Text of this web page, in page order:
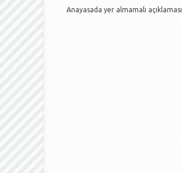
Anayasada yer almamalı açıklaması